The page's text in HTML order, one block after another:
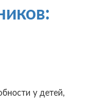
у детей,